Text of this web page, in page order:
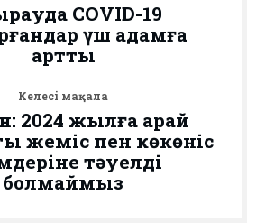
COVID-19
үш адамға
артты
Келесі мақала
2024 жылға қарай
жеміс пен көкөніс
тәуелді
болмаймыз